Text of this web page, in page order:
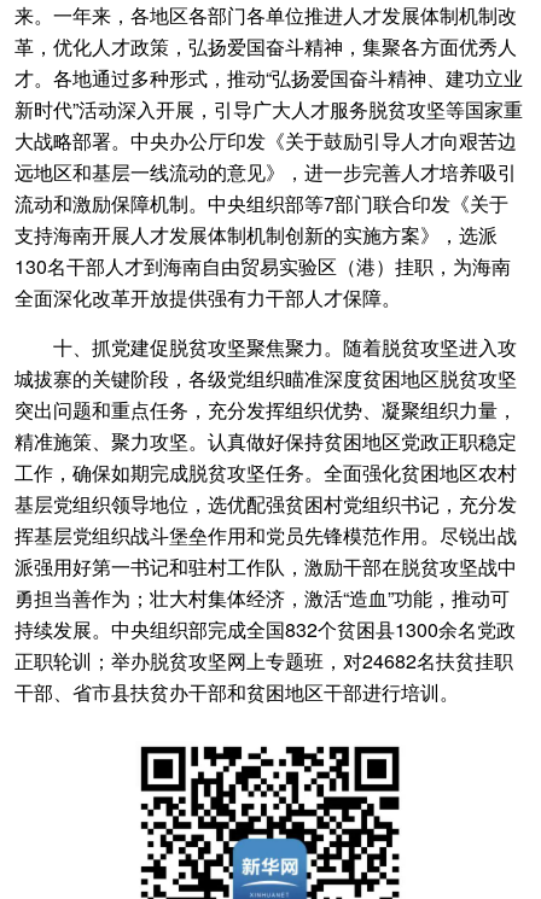
来。一年来，各地区各部门各单位推进人才发展体制机制改
革，优化人才政策，弘扬爱国奋斗精神，集聚各方面优秀人
才。各地通过多种形式，推动“弘扬爱国奋斗精神、建功立业
新时代”活动深入开展，引导广大人才服务脱贫攻坚等国家重
大战略部署。中央办公厅印发《关于鼓励引导人才向艰苦边
远地区和基层一线流动的意见》，进一步完善人才培养吸引
流动和激励保障机制。中央组织部等7部门联合印发《关于
支持海南开展人才发展体制机制创新的实施方案》，选派
130名干部人才到海南自由贸易实验区（港）挂职，为海南
全面深化改革开放提供强有力干部人才保障。
十、抓党建促脱贫攻坚聚焦聚力。随着脱贫攻坚进入攻
城拔寨的关键阶段，各级党组织瞄准深度贫困地区脱贫攻坚
突出问题和重点任务，充分发挥组织优势、凝聚组织力量，
精准施策、聚力攻坚。认真做好保持贫困地区党政正职稳定
工作，确保如期完成脱贫攻坚任务。全面强化贫困地区农村
基层党组织领导地位，选优配强贫困村党组织书记，充分发
挥基层党组织战斗堡垒作用和党员先锋模范作用。尽锐出战
派强用好第一书记和驻村工作队，激励干部在脱贫攻坚战中
勇担当善作为；壮大村集体经济，激活“造血”功能，推动可
持续发展。中央组织部完成全国832个贫困县1300余名党政
正职轮训；举办脱贫攻坚网上专题班，对24682名扶贫挂职
干部、省市县扶贫办干部和贫困地区干部进行培训。